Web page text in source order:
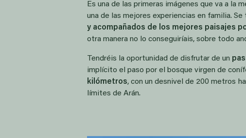
Es una de las primeras imágenes que va a la
una de las mejores experiencias en familia.
y acompañados de los mejores paisajes
otra manera no lo conseguiríais, sobre todo
Tendréis la oportunidad de disfrutar de un
implícito el paso por el bosque virgen de
kilómetros, con un desnivel de 200 metros
límites de Arán.